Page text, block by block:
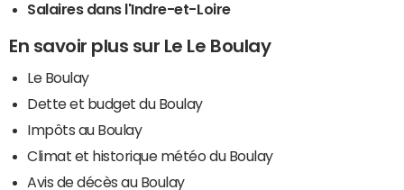
Salaires dans l'Indre-et-Loire
En savoir plus sur Le Le Boulay
Le Boulay
Dette et budget du Boulay
Impôts au Boulay
Climat et historique météo du Boulay
Avis de décès au Boulay